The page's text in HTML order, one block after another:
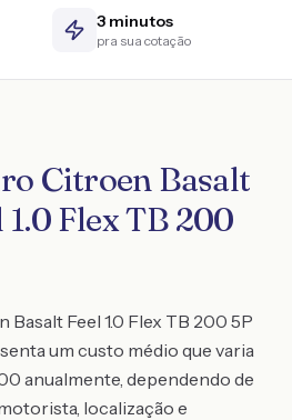
3 minutos
pra sua cotação
Citroen Basalt
Flex TB 200
Feel 1.0 Flex TB 200 5P
um custo médio que varia
anualmente, dependendo de
localização e